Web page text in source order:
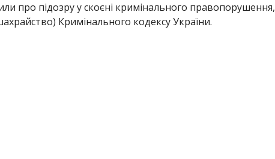
про підозру у скоєні кримінального правопорушення,
Кримінального кодексу України.